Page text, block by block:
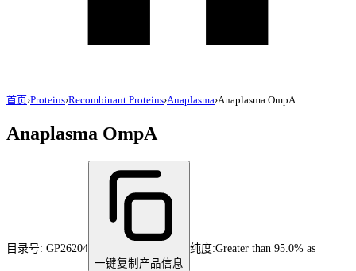
首页›Proteins›Recombinant Proteins›Anaplasma›Anaplasma OmpA
Anaplasma OmpA
目录号: GP26204
一键复制产品信息
纯度:Greater than 95.0% as